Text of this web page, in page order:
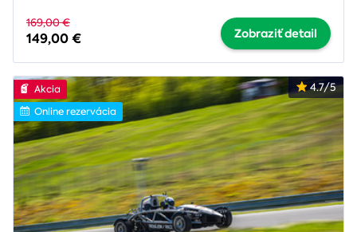
169,00 €
149,00 € Zobraziť detail
4.7/5
Akcia
Online rezervácia